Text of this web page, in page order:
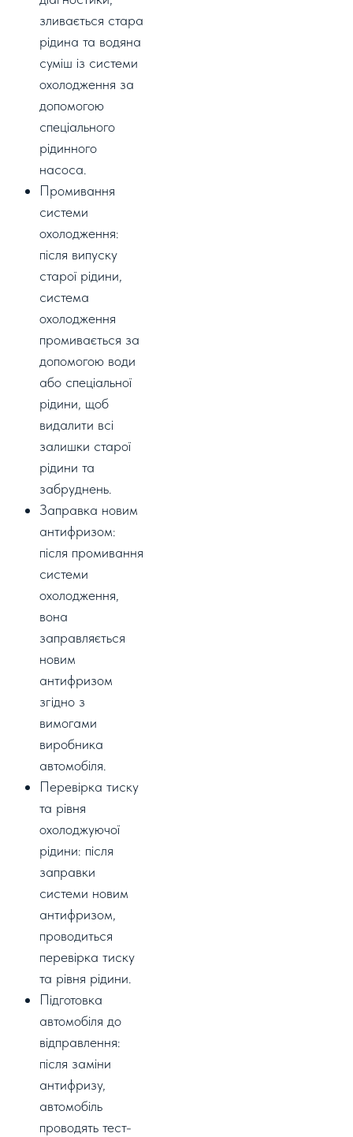
зливається стара
рідина та водяна
суміш із системи
охолодження за
допомогою
спеціального
рідинного
насоса.
Промивання
системи
охолодження:
після випуску
старої рідини,
система
охолодження
промивається за
допомогою води
або спеціальної
рідини, щоб
видалити всі
залишки старої
рідини та
забруднень.
Заправка новим
антифризом:
після промивання
системи
охолодження,
вона
заправляється
новим
антифризом
згідно з
вимогами
виробника
автомобіля.
Перевірка тиску
та рівня
охолоджуючої
рідини: після
заправки
системи новим
антифризом,
проводиться
перевірка тиску
та рівня рідини.
Підготовка
автомобіля до
відправлення:
після заміни
антифризу,
автомобіль
проводять тест-